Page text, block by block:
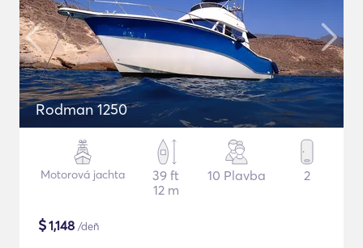
Rodman 1250
Motorová jachta
39 ft
12 m
10 Plavba 2
$1,148 /deň